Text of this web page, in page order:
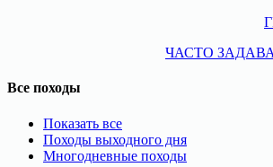
ЧАСТО
Все походы
Показать все
Походы выходного дня
Многодневные походы